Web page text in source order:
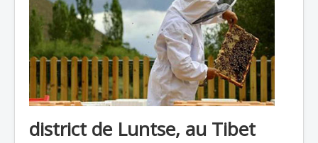
district de Luntse, au Tibet